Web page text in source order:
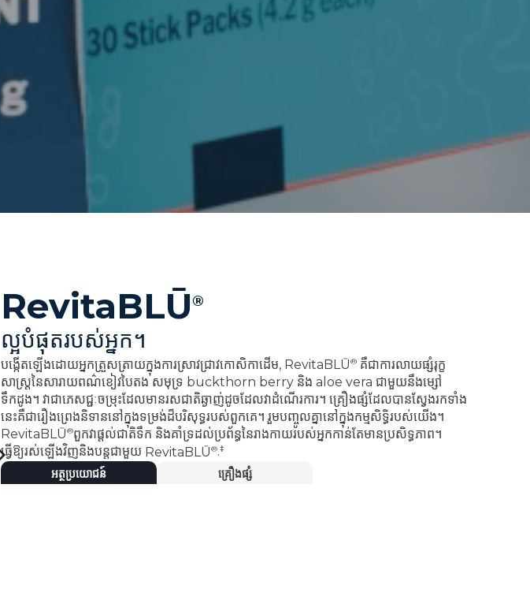
RevitaBLŪ®
ល្អបំផុតរបស់អ្នក។
បង្កើតឡើងដោយអ្នកត្រួសត្រាយក្នុងការស្រាវជ្រាវកោសិកាដើម, RevitaBLŪ® គឺជាការលាយផ្សំរុក្ខ
សាស្ត្រនៃសារាយពណ៌ខៀវបៃតង សមុទ្រ buckthorn berry និង aloe vera ជាមួយនឹងម្សៅ
ទឹកដូង។ វា​ជា​ភេសជ្ជៈ​ចម្រុះ​ដែល​មាន​រសជាតិ​ឆ្ងាញ់​ដូច​ដែល​វា​ដំណើរការ។ គ្រឿងផ្សំដែលបានស្វែងរកទាំង
នេះគឺជារឿងព្រេងនិទាននៅក្នុងទម្រង់ដ៏បរិសុទ្ធរបស់ពួកគេ។ រួមបញ្ចូលគ្នានៅក្នុងកម្មសិទ្ធិរបស់យើង។
RevitaBLŪ®ពួកវាផ្តល់ជាតិទឹក និងគាំទ្រដល់ប្រព័ន្ធនៃរាងកាយរបស់អ្នកកាន់តែមានប្រសិទ្ធភាព។
ធ្វើឱ្យរស់ឡើងវិញនិងបន្តជាមួយ RevitaBLŪ®.‡
អត្ថប្រយោជន៍ គ្រឿងផ្សំ